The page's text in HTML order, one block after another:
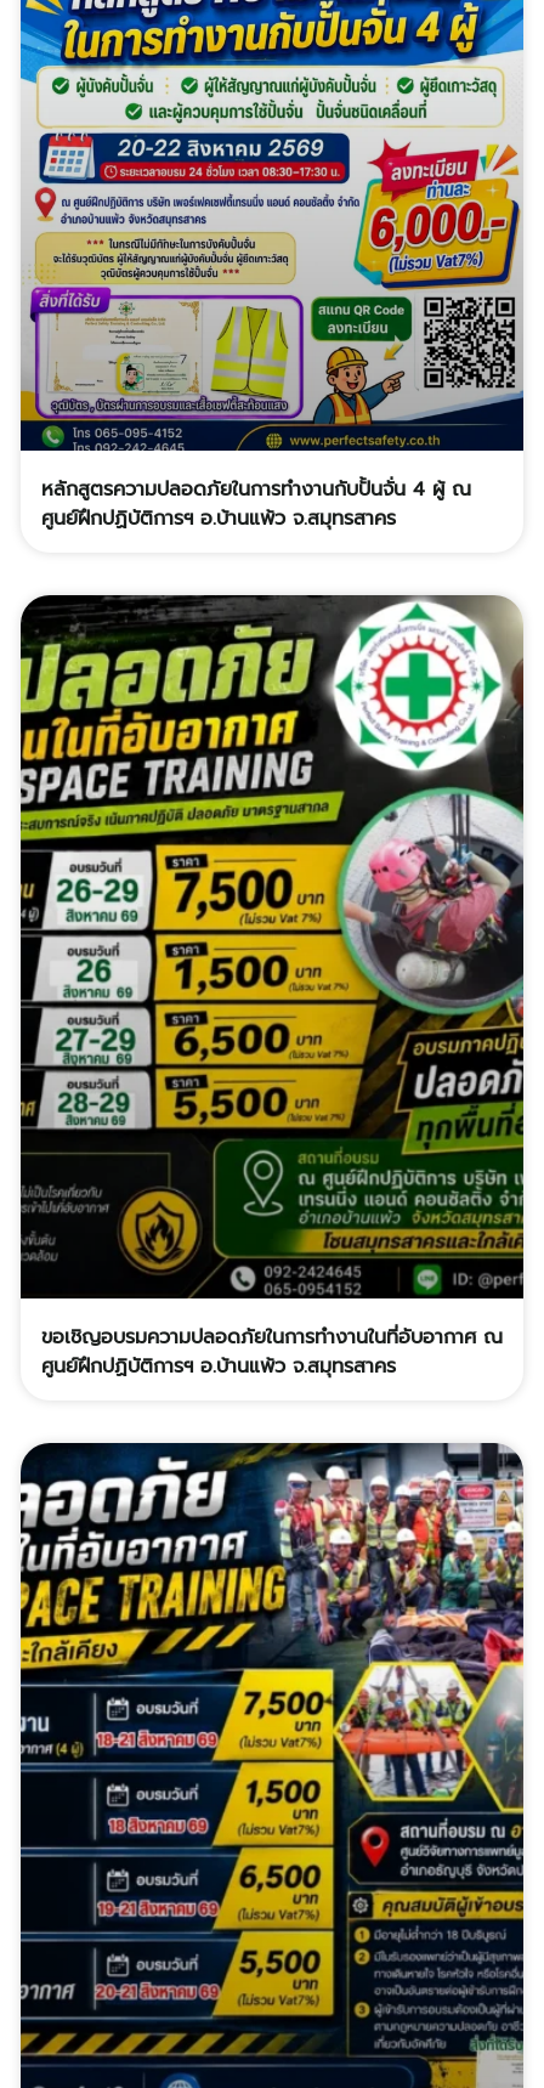
หลักสูตรความปลอดภัยในการทำงานกับปั้นจั่น 4 ผู้ ณ
ศูนย์ฝึกปฏิบัติการฯ อ.บ้านแพ้ว จ.สมุทรสาคร
ขอเชิญอบรมความปลอดภัยในการทำงานในที่อับอากาศ ณ
ศูนย์ฝึกปฏิบัติการฯ อ.บ้านแพ้ว จ.สมุทรสาคร